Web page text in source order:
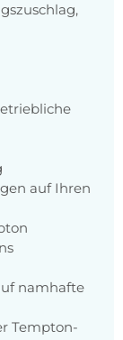
auf Ihren
namhafte
Tempton-